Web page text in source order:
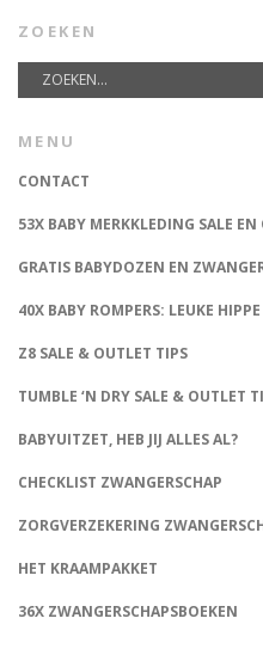
ZOEKEN
MENU
CONTACT
53X BABY MERKKLEDING SALE
GRATIS BABYDOZEN EN
40X BABY ROMPERS: LEUKE
Z8 SALE & OUTLET TIPS
TUMBLE ‘N DRY SALE & OUTLET
BABYUITZET, HEB JIJ ALLES AL?
CHECKLIST ZWANGERSCHAP
ZORGVERZEKERING
HET KRAAMPAKKET
36X ZWANGERSCHAPSBOEKEN